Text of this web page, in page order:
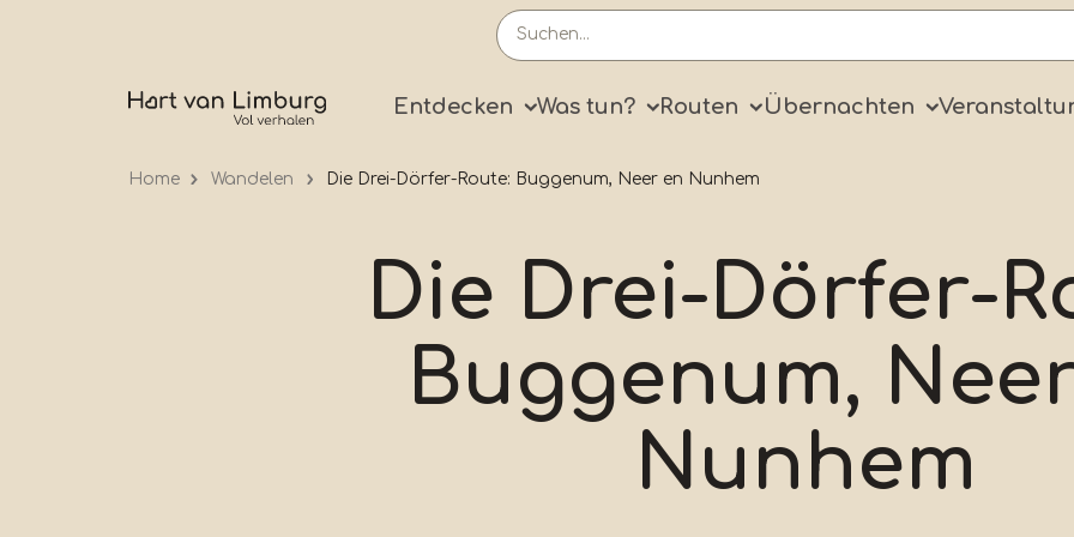
Primary
Entdecken Was tun? Routen Übernachten
Home Wandelen Die Drei-Dörfer-Route: Buggenum, Neer en Nunhem
Die Drei-Dörfer-
Buggenum,
Nunhem